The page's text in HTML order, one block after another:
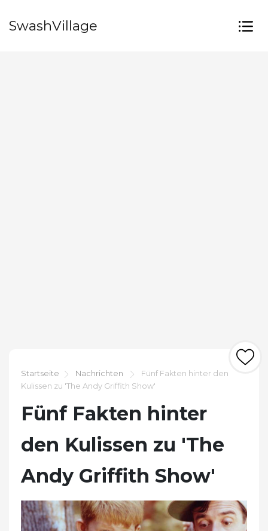
SwashVillage
Startseite Nachrichten
Fünf Fakten hinter den
Kulissen zu 'The Andy Griffith Show'
Fünf Fakten hinter
den Kulissen zu 'The
Andy Griffith Show'